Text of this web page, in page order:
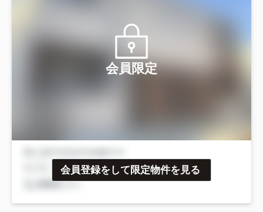
会員限定
会員登録をして限定物件を見る